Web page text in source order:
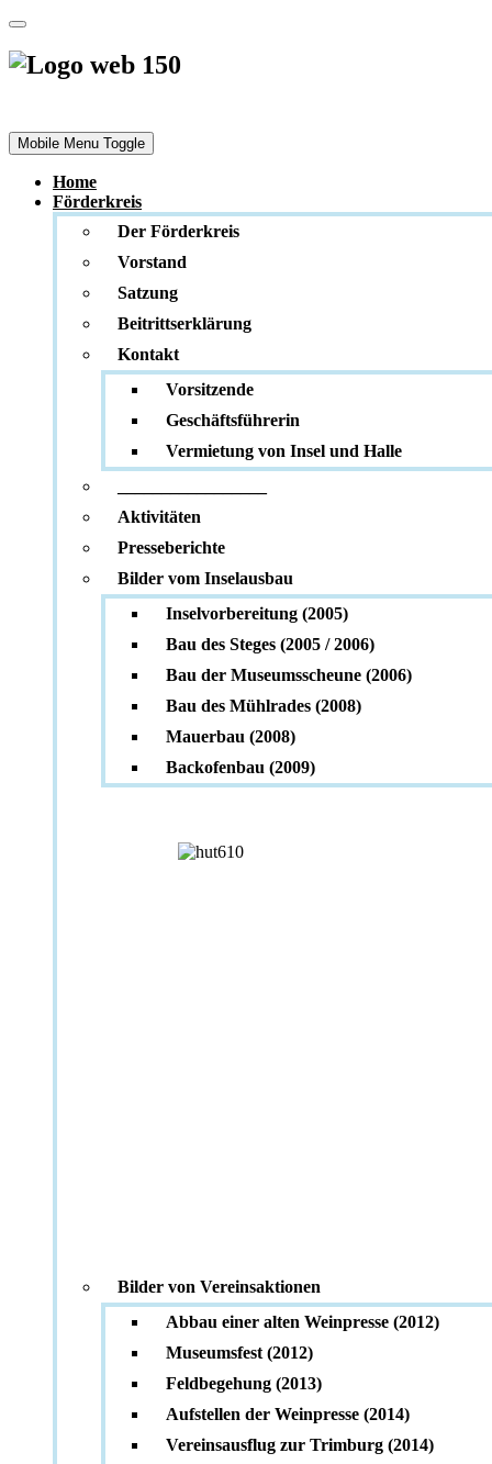
Mobile Menu Toggle
Home
Förderkreis
Der Förderkreis
Vorstand
Satzung
Beitrittserklärung
Kontakt
Vorsitzende
Geschäftsführerin
Vermietung von Insel und Halle
Aktivitäten
Presseberichte
Bilder vom Inselausbau
Inselvorbereitung (2005)
Bau des Steges (2005 / 2006)
Bau der Museumsscheune (2006)
Bau des Mühlrades (2008)
Mauerbau (2008)
Backofenbau (2009)
Bilder von Vereinsaktionen
Abbau einer alten Weinpresse (2012)
Museumsfest (2012)
Feldbegehung (2013)
Aufstellen der Weinpresse (2014)
Vereinsausflug zur Trimburg (2014)